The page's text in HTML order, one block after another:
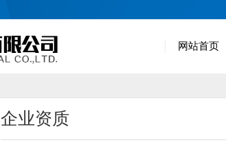
网站首页
企业资质